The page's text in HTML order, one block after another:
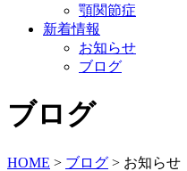
顎関節症
新着情報
お知らせ
ブログ
ブログ
HOME > ブログ > お知らせ